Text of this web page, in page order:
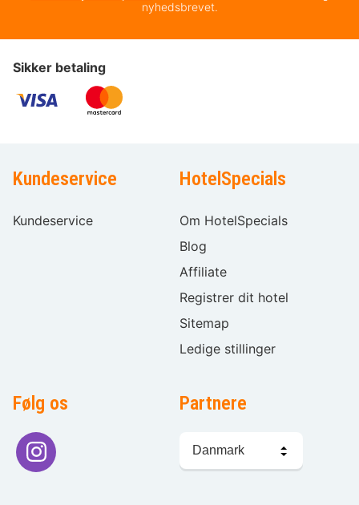
nyhedsbrevet.
Sikker betaling
Kundeservice
Kundeservice
HotelSpecials
Om HotelSpecials
Blog
Affiliate
Registrer dit hotel
Sitemap
Ledige stillinger
Følg os Partnere